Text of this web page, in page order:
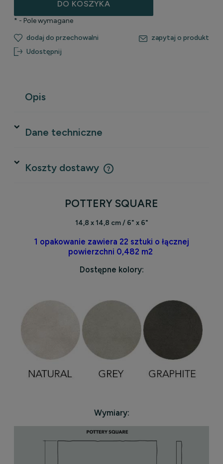
DO KOSZYKA
* - Pole wymagane
dodaj do przechowalni
zapytaj o produkt
Udostępnij
Opis
Dane techniczne
Koszty dostawy
Cena nie zawiera ewentualnych kosztów płatności
POTTERY SQUARE
14,8 x 14,8 cm / 6" x 6"
1 opakowanie zawiera 22 sztuki o łącznej
powierzchni 0,482 m2
Dostępne kolory:
Wymiary: